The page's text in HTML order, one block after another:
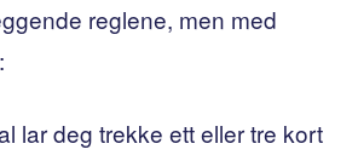
reglene, men med
lar deg trekke ett eller tre kort